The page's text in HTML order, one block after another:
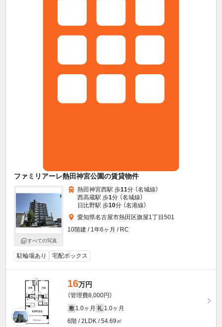
ファミリアーレ熱田神宮公園の賃貸物件
すべての写真
熱田神宮西駅 歩11分 （名城線）
西高蔵駅 歩1分 （名城線）
日比野駅 歩10分 （名港線）
愛知県名古屋市熱田区旗屋1丁目501
10階建 / 1年6ヶ月 / RC
駐輪場あり 宅配ボックス
16万円
（管理費8,000円）
敷 1.0ヶ月 礼 1.0ヶ月
6階 / 2LDK / 54.69㎡